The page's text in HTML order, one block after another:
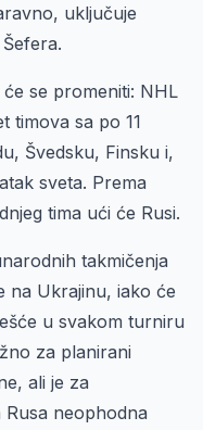
uključuje
se promeniti: NHL
timova sa po 11
Švedsku, Finsku i,
sveta. Prema
tima ući će Rusi.
takmičenja
na Ukrajinu, iako će
u svakom turniru
za planirani
ali je za
Rusa neophodna